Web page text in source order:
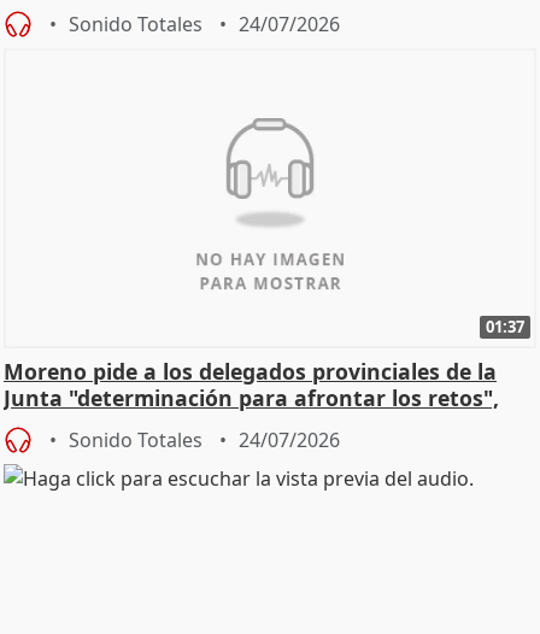
Sonido Totales 24/07/2026
01:37
Moreno pide a los delegados provinciales de la
Junta "determinación para afrontar los retos",
diálog
Sonido Totales 24/07/2026